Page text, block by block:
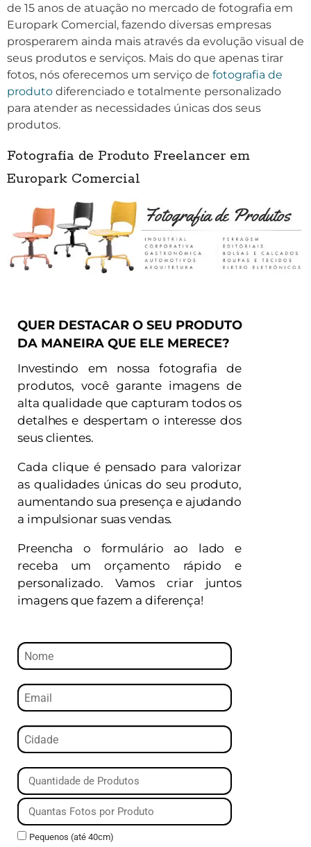
de 15 anos de atuação no mercado de fotografia em
Europark Comercial, fazendo diversas empresas
prosperarem ainda mais através da evolução visual de
seus produtos e serviços. Mais do que apenas tirar
fotos, nós oferecemos um serviço de fotografia de
produto diferenciado e totalmente personalizado
para atender as necessidades únicas dos seus
produtos.
Fotografia de Produto Freelancer em
Europark Comercial
QUER DESTACAR O SEU PRODUTO
DA MANEIRA QUE ELE MERECE?
Investindo em nossa fotografia de
produtos, você garante imagens de
alta qualidade que capturam todos os
detalhes e despertam o interesse dos
seus clientes.
Cada clique é pensado para valorizar
as qualidades únicas do seu produto,
aumentando sua presença e ajudando
a impulsionar suas vendas.
Preencha o formulário ao lado e
receba um orçamento rápido e
personalizado. Vamos criar juntos
imagens que fazem a diferença!
Pequenos (até 40cm)